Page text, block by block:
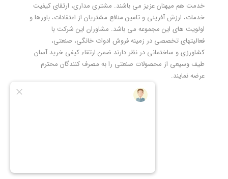
خدمت هم میهنان عزیز می باشند. مشتری مداری، ارتقای کیفیت
خدمات، ارزش آفرینی و تامین منافع مشتریان از اعتقادات، باورها و
اولویت های این مجموعه می باشد. مشاوران این شرکت با
فعالیتهای تخصصی در زمینه فروش ادوات خانگی، صنعتی،
کشاورزی و ساختمانی در نظر دارند ضمن ارتقاء کیفی خرید آسان
طیف وسیعی از محصولات صنعتی را به مصرف کنندگان محترم
عرضه نمایند.